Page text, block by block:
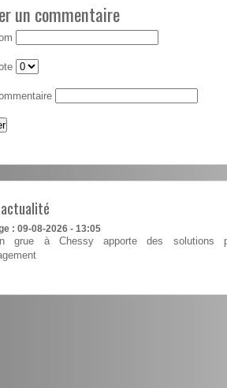
un commentaire
: 09-08-2026 - 13:05
grue à Chessy apporte des solutions